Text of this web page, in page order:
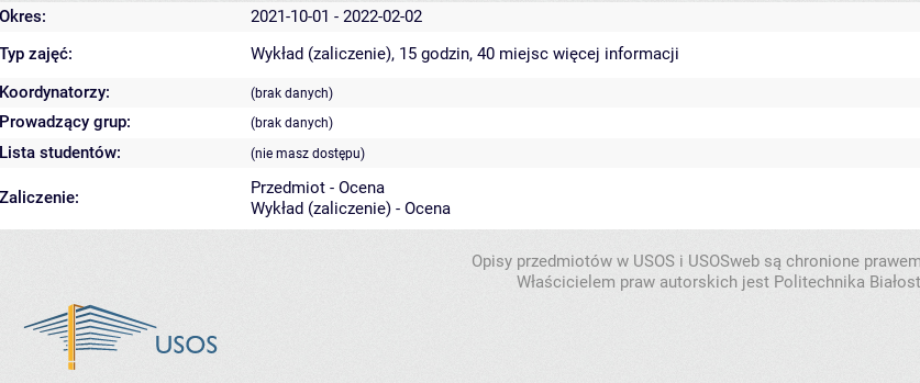
Okres: 2021-10-01 - 2022-02-02
Typ zajęć: Wykład (zaliczenie), 15 godzin, 40 miejsc więcej informacji
Koordynatorzy:
(brak danych)
Prowadzący grup: (brak danych)
Lista studentów: (nie masz dostępu)
Zaliczenie:
Przedmiot - Ocena
Wykład (zaliczenie) - Ocena
Opisy przedmiotów w USOS i USOSweb są chronione
Właścicielem praw autorskich jest Politechnika